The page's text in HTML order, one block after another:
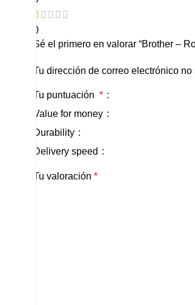
0
Sé el primero en valorar “Brother –
Tu dirección de correo electrónico
Tu puntuación *
Value for money
Durability
Delivery speed
Tu valoración *